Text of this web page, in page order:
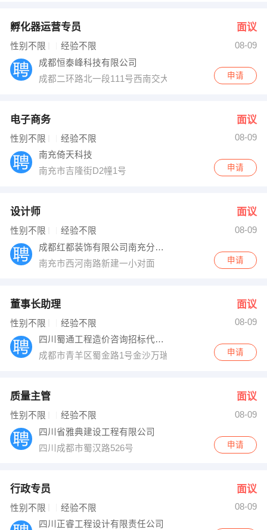
孵化器运营专员 面议
性别不限 经验不限
08-09
成都恒泰峰科技有限公司
成都二环路北一段111号西南交大创新大厦三楼
申请
电子商务 面议
性别不限 经验不限
08-09
南充倚天科技
南充市吉隆街D2幢1号
申请
设计师 面议
性别不限 经验不限
08-09
成都红都装饰有限公司南充分公司
南充市西河南路新建一小对面
申请
董事长助理 面议
性别不限 经验不限
08-09
四川蜀通工程造价咨询招标代理有限公司
成都市青羊区蜀金路1号金沙万瑞中心B座2003-2005室
申请
质量主管 面议
性别不限 经验不限
08-09
四川省雅典建设工程有限公司
四川成都市蜀汉路526号
申请
行政专员 面议
性别不限 经验不限
08-09
四川正睿工程设计有限责任公司